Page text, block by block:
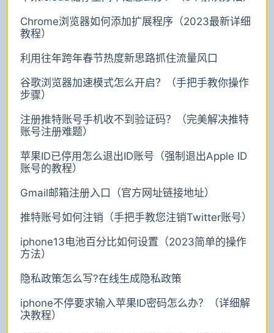
Chrome浏览器如何添加扩展程序（2023最新详细
教程）
利用往年跨年春节热度新思路抓住流量风口
谷歌浏览器加速模式怎么开启？（手把手教你操作
步骤）
注册推特账号手机收不到验证码？（完美解决推特
账号注册难题）
苹果ID已停用怎么退出ID账号（强制退出Apple ID
账号的教程）
Gmail邮箱注册入口（官方网址链接地址）
推特账号如何注销（手把手教您注销Twitter账号）
iphone13电池百分比如何设置（2023简单的操作
方法）
隐私政策怎么写?在线生成隐私政策
iphone不停要求输入苹果ID密码怎么办？（详细解
决教程）